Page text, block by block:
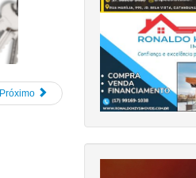
Próximo